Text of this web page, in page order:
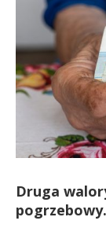
Druga